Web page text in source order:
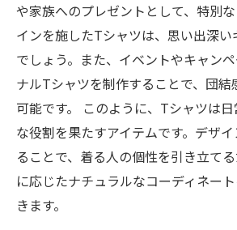
や家族へのプレゼントとして、特別
インを施したTシャツは、思い出深い
でしょう。また、イベントやキャン
ナルTシャツを制作することで、団結
可能です。 このように、Tシャツは
な役割を果たすアイテムです。デザ
ることで、着る人の個性を引き立て
に応じたナチュラルなコーディネー
きます。